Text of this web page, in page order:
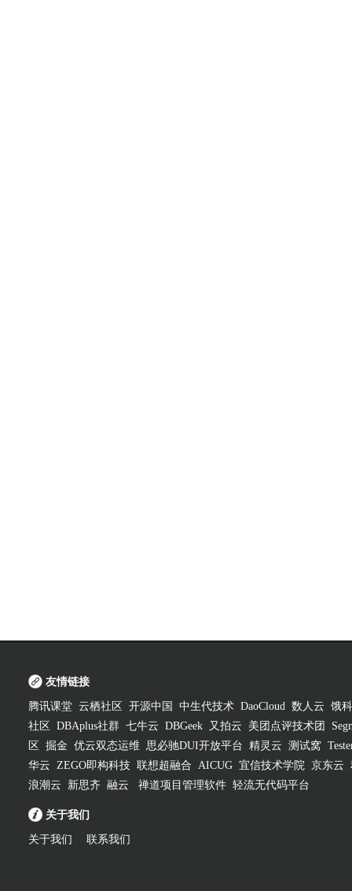
友情链接
腾讯课堂 云栖社区 开源中国 中生代技术 DaoCloud 数人云 饿
社区
DBAplus社群 七牛云 DBGeek 又拍云 美团点评技术团
区
掘金 优云双态运维 思必驰DUI开放平台 精灵云 测试窝
华云 ZEGO即构科技 联想超融合 AICUG 宜信技术学院 京东云
浪潮云
新思齐 融云 禅道项目管理软件 轻流无代码平台
关于我们
关于我们 联系我们